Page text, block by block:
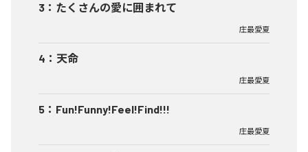
3 ： たくさんの愛に囲まれて
庄最愛夏
4 ： 天命
庄最愛夏
5 ： Fun!Funny!Feel!Find!!!
庄最愛夏